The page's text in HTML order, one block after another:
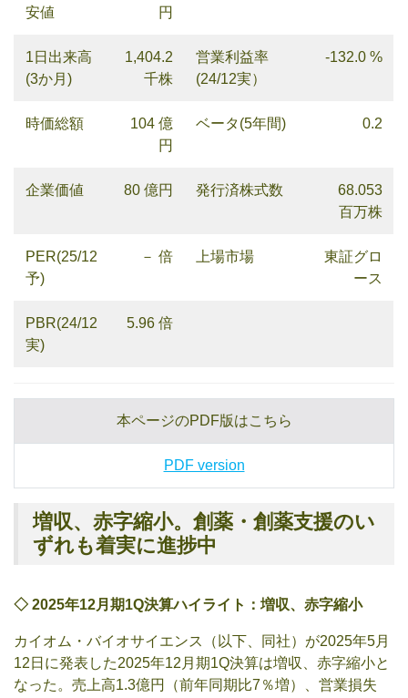
安値
円
1日出来高
(3か月)
1,404.2
千株
営業利益率
(24/12実）
-132.0 %
時価総額
104 億
円
ベータ(5年間) 0.2
企業価値 80 億円 発行済株式数
68.053
百万株
PER(25/12
予)
－ 倍 上場市場
東証グロ
ース
PBR(24/12
実)
5.96 倍
本ページのPDF版はこちら
PDF version
増収、赤字縮小。創薬・創薬支援のい
ずれも着実に進捗中
◇ 2025年12月 期1Q決算ハイライト：増収、赤字縮小
カイオム・バイオサイエンス（以下、同社）が2025年5月
12日に発表した2025年12月期1Q決算は増収、赤字縮小と
なった。売上高1.3億円（前年同期比7％増）、営業損失